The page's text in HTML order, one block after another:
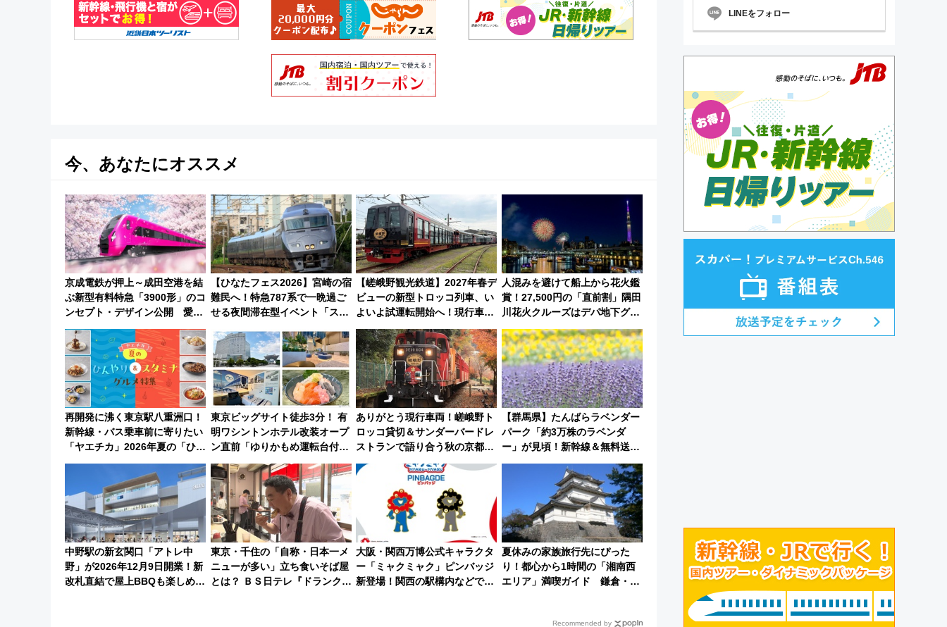
今、あなたにオススメ
京成電鉄が押上～成田空港を結
ぶ新型有料特急「3900形」のコ
ンセプト・デザイン公開 愛称
募集も実施
【ひなたフェス2026】宮崎の宿
難民へ！特急787系で一晩過ご
せる夜間滞在型イベント「スワ
【嵯峨野観光鉄道】2027年春デ
ビューの新型トロッコ列車、い
よいよ試運転開始へ！現行車両
は2026年で引退
人混みを避けて船上から花火鑑
賞！27,500円の「直前割」隅田
川花火クルーズはデパ地下グル
メも持ち込みOK
再開発に沸く東京駅八重洲口！
新幹線・バス乗車前に寄りたい
「ヤエチカ」2026年夏の「ひん
やり＆スタミナグルメ」6選
【新店舗も！】
東京ビッグサイト徒歩3分！ 有
明ワシントンホテル改装オープ
ン直前「ゆりかもめ運転台付き
客室」や海鮮丼が人気の朝食ビ
ュッフェを現地レポ
ありがとう現行車両！嵯峨野ト
ロッコ貸切＆サンダーバードレ
ストランで語り合う秋の京都
斉藤雪乃＆福原トシヒロと行
く！9月13日「京都の鉄道満喫
ツアー」開催
【群馬県】たんばらラベンダー
パーク「約3万株のラベンダ
ー」が見頃！新幹線＆無料送迎
バスで都心から約1時間半で夏
中野駅の新玄関口「アトレ中
野」が2026年12月9日開業！新
改札直結で屋上BBQも楽しめる
東京・千住の「自称・日本一メ
ニューが多い」立ち食いそば屋
とは？ ＢＳ日テレ『ドランク塚
大阪・関西万博公式キャラクタ
ー「ミャクミャク」ピンバッジ
新登場！関西の駅構内などで7
夏休みの家族旅行先にぴった
り！都心から1時間の「湘南西
エリア」満喫ガイド 鎌倉・江
Recommended by
LINEをフォロー